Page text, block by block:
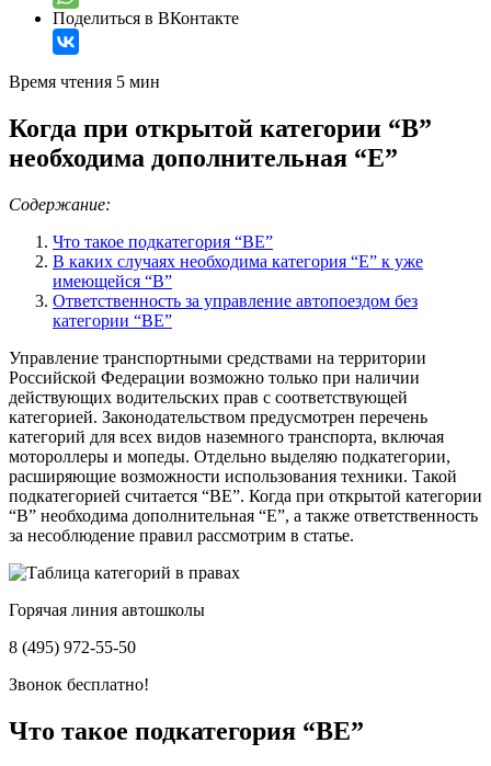
Поделиться в ВКонтакте
Время чтения 5 мин
Когда при открытой категории “В”
необходима дополнительная “Е”
Содержание:
Что такое подкатегория “ВЕ”
В каких случаях необходима категория “Е” к уже
имеющейся “В”
Ответственность за управление автопоездом без
категории “ВЕ”
Управление транспортными средствами на территории
Российской Федерации возможно только при наличии
действующих водительских прав с соответствующей
категорией. Законодательством предусмотрен перечень
категорий для всех видов наземного транспорта, включая
мотороллеры и мопеды. Отдельно выделяю подкатегории,
расширяющие возможности использования техники. Такой
подкатегорией считается “ВЕ”. Когда при открытой категории
“В” необходима дополнительная “Е”, а также ответственность
за несоблюдение правил рассмотрим в статье.
Горячая линия автошколы
8 (495) 972-55-50
Звонок бесплатно!
Что такое подкатегория “ВЕ”